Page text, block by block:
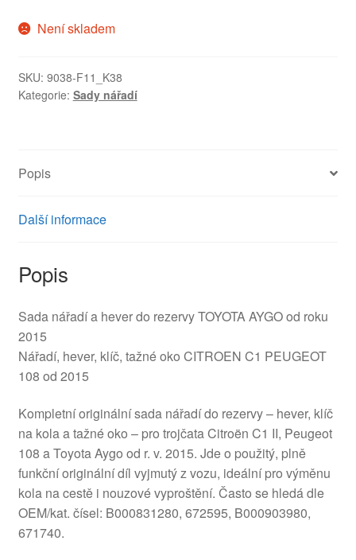
Není skladem
SKU: 9038-F11_K38
Kategorie: Sady nářadí
Popis
Další informace
Popis
Sada nářadí a hever do rezervy TOYOTA AYGO od roku
2015
Nářadí, hever, klíč, tažné oko CITROEN C1 PEUGEOT
108 od 2015
Kompletní originální sada nářadí do rezervy – hever, klíč
na kola a tažné oko – pro trojčata Citroën C1 II, Peugeot
108 a Toyota Aygo od r. v. 2015. Jde o použitý, plně
funkční originální díl vyjmutý z vozu, ideální pro výměnu
kola na cestě i nouzové vyproštění. Často se hledá dle
OEM/kat. čísel: B000831280, 672595, B000903980,
671740.